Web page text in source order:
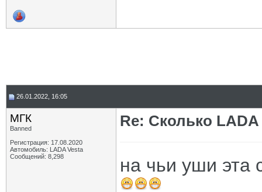
26.01.2022, 16:05
МГК
Banned
Регистрация: 17.08.2020
Автомобиль: LADA Vesta
Сообщений: 8,298
Re: Сколько
на чьи уши эта